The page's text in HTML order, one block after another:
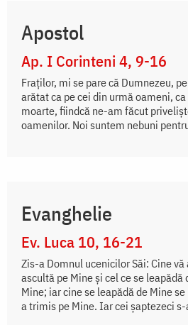
Apostol
Ap. I Corinteni 4, 9-16
Fraților, mi se pare că Dumnezeu,
arătat ca pe cei din urmă oameni,
moarte, fiindcă ne-am făcut
oamenilor. Noi suntem nebuni
Evanghelie
Ev. Luca 10, 16-21
Zis-a Domnul ucenicilor Săi: Cine
ascultă pe Mine şi cel ce se leapădă
Mine; iar cine se leapădă de Mine
a trimis pe Mine. Iar cei şaptezeci